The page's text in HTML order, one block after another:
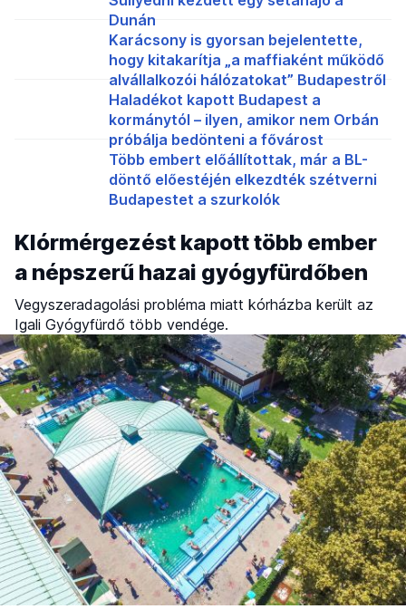
Dunán
Karácsony is gyorsan bejelentette,
hogy kitakarítja „a maffiaként működő
alvállalkozói hálózatokat” Budapestről
Haladékot kapott Budapest a
kormánytól – ilyen, amikor nem Orbán
próbálja bedönteni a fővárost
Több embert előállítottak, már a BL-
döntő előestéjén elkezdték szétverni
Budapestet a szurkolók
Klórmérgezést kapott több ember
a népszerű hazai gyógyfürdőben
Vegyszeradagolási probléma miatt kórházba került az
Igali Gyógyfürdő több vendége.